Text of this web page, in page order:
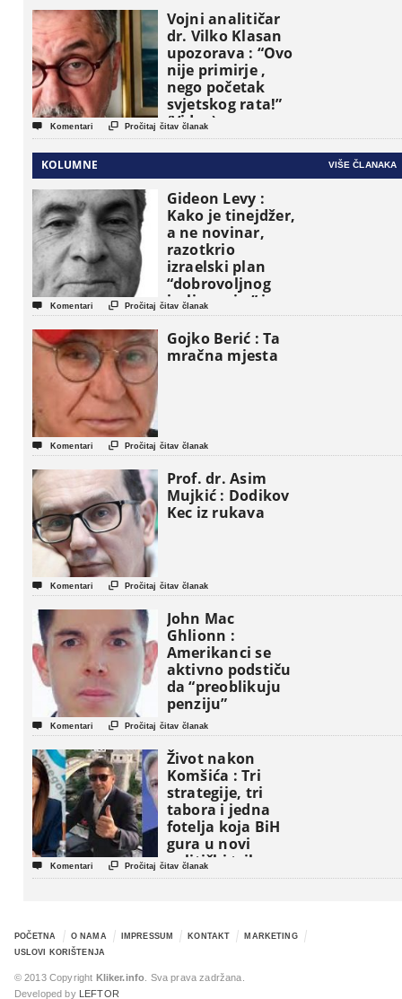
Vojni analitičar
dr. Vilko Klasan
upozorava : “Ovo
nije primirje ,
nego početak
svjetskog rata!”
(Video)
 Komentari  Pročitaj čitav članak
KOLUMNE VIŠE ČLANAKA
Gideon Levy :
Kako je tinejdžer,
a ne novinar,
razotkrio
izraelski plan
“dobrovoljnog
iseljavanja ” iz
Gaze
 Komentari  Pročitaj čitav članak
Gojko Berić : Ta
mračna mjesta
 Komentari  Pročitaj čitav članak
Prof. dr. Asim
Mujkić : Dodikov
Kec iz rukava
 Komentari  Pročitaj čitav članak
John Mac
Ghlionn :
Amerikanci se
aktivno podstiču
da “preoblikuju
penziju”
 Komentari  Pročitaj čitav članak
Život nakon
Komšića : Tri
strategije, tri
tabora i jedna
fotelja koja BiH
gura u novi
politički triler
 Komentari  Pročitaj čitav članak
POČETNA O NAMA IMPRESSUM KONTAKT
MARKETING
USLOVI KORIŠTENJA
© 2013 Copyright Kliker.info . Sva prava zadržana.
Developed by
LEFTOR